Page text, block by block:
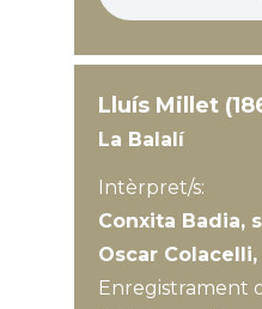
Lluís Millet
La Balalí
Intèrpret/s:
Conxita Badia,
Oscar
Enregistrament